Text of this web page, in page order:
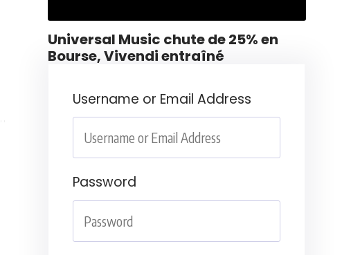
Universal Music chute de 25% en
Bourse, Vivendi entraîné
Username or Email Address
Password